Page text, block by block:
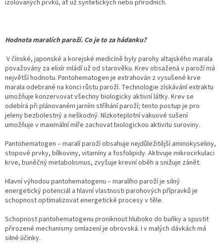
izolovaných prvků, ať už syntetických nebo přírodních.
Hodnota maralích paroží. Co je to za hádanku?
V čínské, japonské a korejské medicíně byly parohy altajského marala
považovány za elixír mládí už od starověku. Krev obsažená v paroží má
největší hodnotu. Pantohematogen je extrahován z vysušené krve
marala odebrané na konci růstu paroží. Technologie získávání extraktu
umožňuje konzervovat všechny biologicky aktivní látky. Krev se
odebírá při plánovaném jarním stříhání paroží; tento postup je pro
jeleny bezbolestný a neškodný. Nízkoteplotní vakuové sušení
umožňuje v maximální míře zachovat biologickou aktivitu suroviny.
Pantohematogen – maralí paroží obsahuje nejdůležitější aminokyseliny,
stopové prvky, bílkoviny, vitamíny a fosfolipidy. Aktivuje mikrocirkulaci
krve, buněčný metabolismus, zvyšuje krevní oběh a snižuje zánět.
Hlavní výhodou pantohematogenu – maralího paroží je silný
energetický potenciál a hlavní vlastnosti parohových přípravků je
schopnost optimalizovat energetické procesy v těle.
Schopnost pantohematogenu proniknout hluboko do buňky a spustit
přirozené mechanismy omlazení je obrovská. I v malých dávkách má
silné účinky.